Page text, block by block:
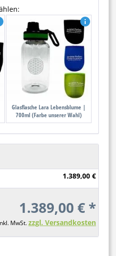
Glasflasche Lara Lebensblume |
700ml (Farbe unserer Wahl)
1.389,00 €
1.389,00 € *
MwSt.zzgl. Versandkosten